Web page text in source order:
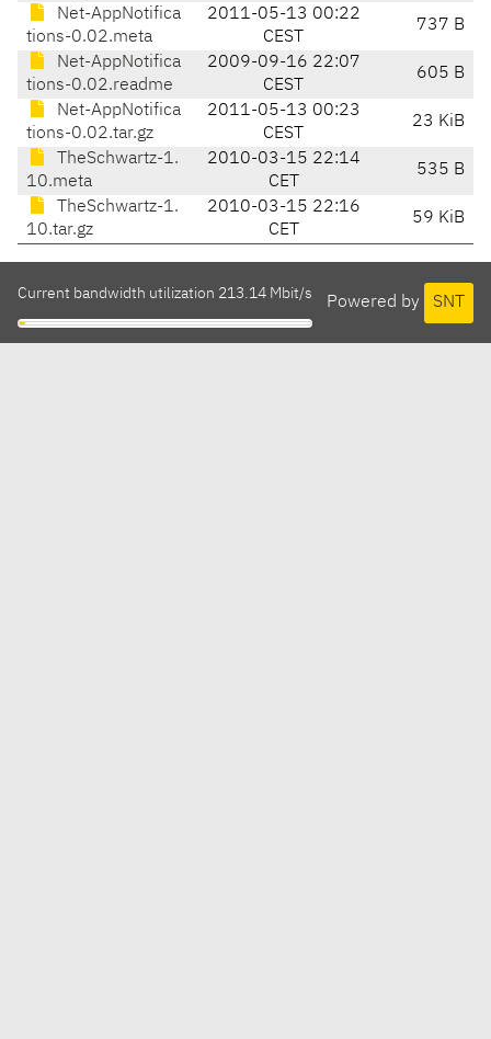
Net-AppNotifica
tions-0.02.meta
2011-05-13 00:22
CEST
737 B
Net-AppNotifica
tions-0.02.readme
2009-09-16 22:07
CEST
605 B
Net-AppNotifica
tions-0.02.tar.gz
2011-05-13 00:23
CEST
23 KiB
TheSchwartz-1.
10.meta
2010-03-15 22:14
CET
535 B
TheSchwartz-1.
10.tar.gz
2010-03-15 22:16
CET
59 KiB
Powered by SNT
Current bandwidth utilization 213.14 Mbit/s